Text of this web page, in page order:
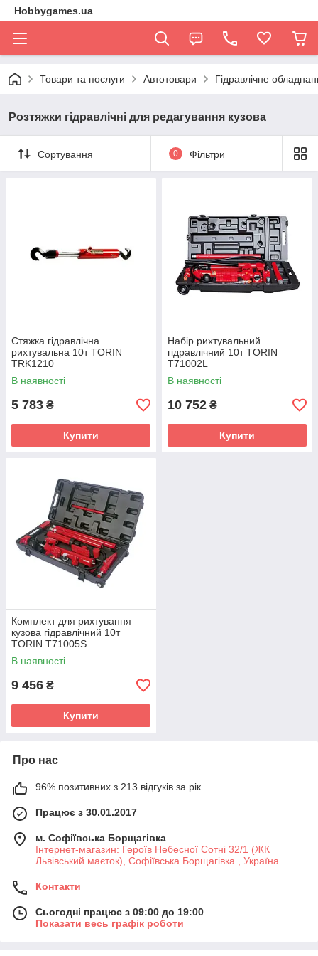
Hobbygames.ua
Товари та послуги Автотовари Гідравлічне
Розтяжки гідравлічні для редагування кузова
Сортування 0 Фільтри
Стяжка гідравлічна
рихтувальна 10т TORIN
TRK1210
В наявності
5 783 ₴
Купити
Набір рихтувальний
гідравлічний 10т TORIN
T71002L
В наявності
10 752 ₴
Купити
Комплект для рихтування
кузова гідравлічний 10т
TORIN T71005S
В наявності
9 456 ₴
Купити
Про нас
96% позитивних з 213 відгуків за рік
Працює з 30.01.2017
м. Софіївська Борщагівка
Інтернет-магазин: Героїв Небесної Сотні 32/1 (ЖК
Львівський маєток), Софіївська Борщагівка , Україна
Контакти
Сьогодні працює з 09:00 до 19:00
Показати весь графік роботи